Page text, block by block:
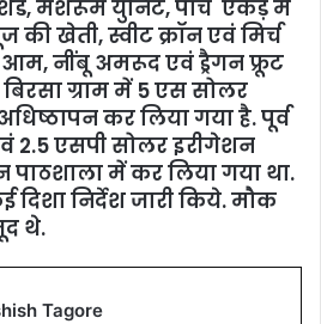
शेड, मशरूम युनिट, पांच एकड़ में
की खेती, स्वीट क्रॉन एवं मिर्च
नींबू अमरूद एवं ड्रैगन फ्रूट
ग्राम में 5 एस सोलर
कर लिया गया है. पूर्व
2.5 एसपी सोलर इरीगेशन
पाठशाला में कर लिया गया था.
निर्देश जारी किये. मौक
थे.
Tagore